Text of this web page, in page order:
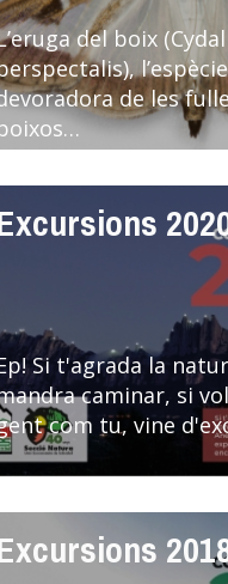
del boix
de les
Si t'agrada la
caminar, si
com tu, vine